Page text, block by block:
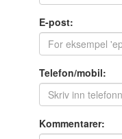
E-post:
Telefon/mobil:
Kommentarer: